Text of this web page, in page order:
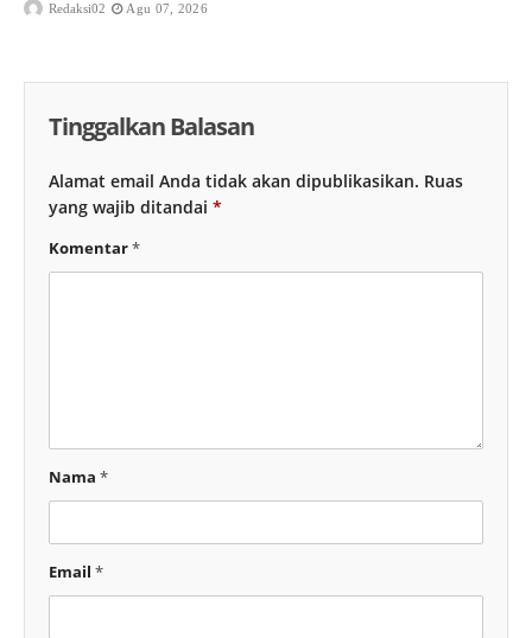
Redaksi02 Agu 07, 2026
Tinggalkan Balasan
Alamat email Anda tidak akan dipublikasikan. Ruas
yang wajib ditandai *
Komentar*
Nama *
Email *